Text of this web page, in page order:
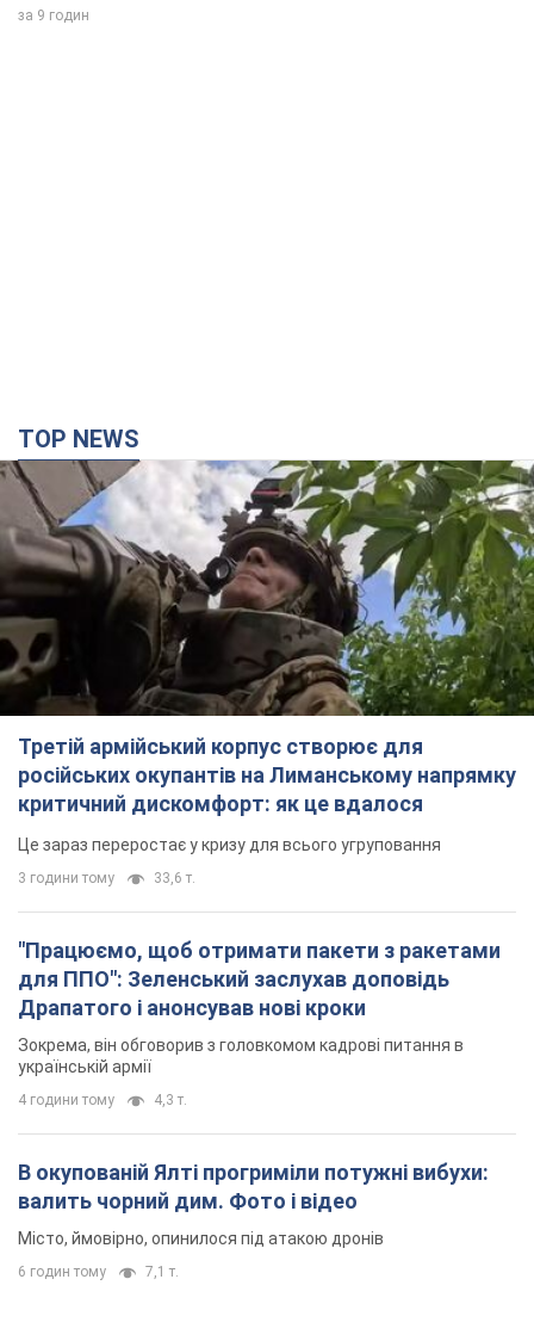
за 9 годин
TOP NEWS
Третій армійський корпус створює для
російських окупантів на Лиманському напрямку
критичний дискомфорт: як це вдалося
Це зараз переростає у кризу для всього угруповання
3 години тому 33,6 т.
"Працюємо, щоб отримати пакети з ракетами
для ППО": Зеленський заслухав доповідь
Драпатого і анонсував нові кроки
Зокрема, він обговорив з головкомом кадрові питання в
українській армії
4 години тому 4,3 т.
В окупованій Ялті прогриміли потужні вибухи:
валить чорний дим. Фото і відео
Місто, ймовірно, опинилося під атакою дронів
6 годин тому 7,1 т.